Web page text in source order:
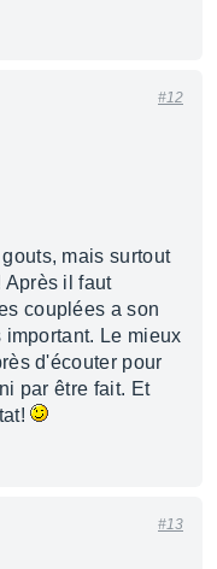
#12
mais surtout
Après il faut
couplées a son
Le mieux
d'écouter pour
par être fait. Et
#13